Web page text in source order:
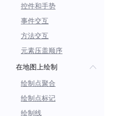
控件和手势
事件交互
方法交互
元素压盖顺序
在地图上绘制
绘制点聚合
绘制点标记
绘制线